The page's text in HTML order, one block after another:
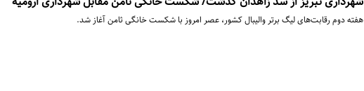
هفته دوم رقابت‌های لیگ برتر والیبال کشور، عصر امروز با شکست خانگی ثامن آغاز شد.